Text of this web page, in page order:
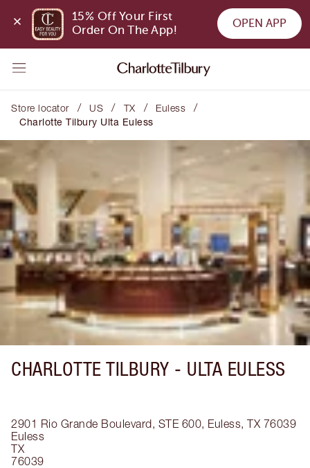
15% Off Your First
Order On The App!
OPEN APP
Store locator / US / TX / Euless /
Charlotte Tilbury Ulta Euless
CHARLOTTE TILBURY - ULTA EULESS
2901 Rio Grande Boulevard, STE 600, Euless, TX 76039
Euless
TX
76039